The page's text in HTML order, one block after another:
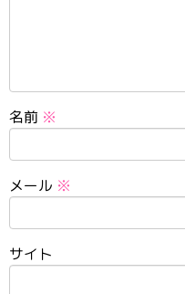
名前 ※
メール ※
サイト